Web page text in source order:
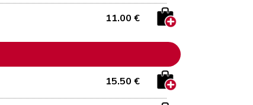
11.00 €
15.50 €